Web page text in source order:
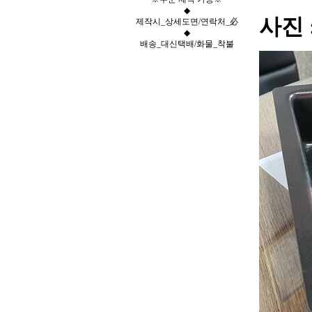
◆
제작시_상세도면/연락처_必
◆
배송_대신택배/화물_착불
사진